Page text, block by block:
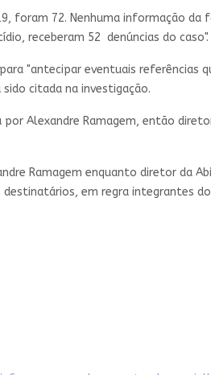
foram 72. Nenhuma informação da
receberam 52 denúncias do caso".
"antecipar eventuais referências
citada na investigação.
Alexandre Ramagem, então
Ramagem enquanto diretor da
em regra integrantes